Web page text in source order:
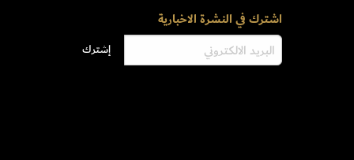
اشترك في النشرة الاخبارية